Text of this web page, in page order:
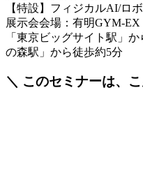
【特設】フィジカルAI/ロ
展示会会場：有明GYM-
「東京ビッグサイト駅」
の森駅」から徒歩約5分
＼ このセミナーは、